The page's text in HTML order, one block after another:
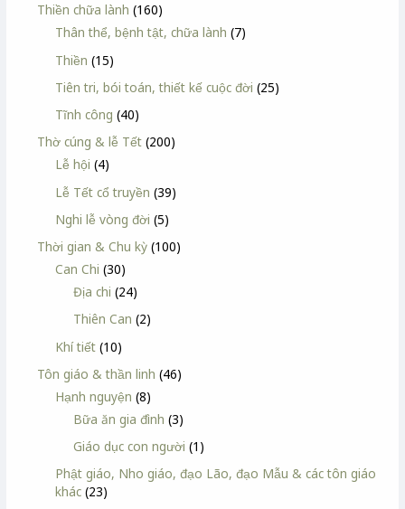
Thiền chữa lành (160)
Thân thể, bệnh tật, chữa lành (7)
Thiền (15)
Tiên tri, bói toán, thiết kế cuộc đời (25)
Tĩnh công (40)
Thờ cúng & lễ Tết (200)
Lễ hội (4)
Lễ Tết cổ truyền (39)
Nghi lễ vòng đời (5)
Thời gian & Chu kỳ (100)
Can Chi (30)
Địa chi (24)
Thiên Can (2)
Khí tiết (10)
Tôn giáo & thần linh (46)
Hạnh nguyện (8)
Bữa ăn gia đình (3)
Giáo dục con người (1)
Phật giáo, Nho giáo, đạo Lão, đạo Mẫu & các tôn giáo
khác (23)